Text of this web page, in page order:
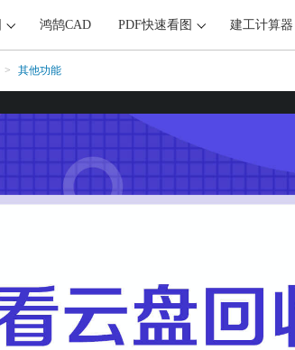
鸿鹄CAD PDF快速看图 建工计算器
其他功能